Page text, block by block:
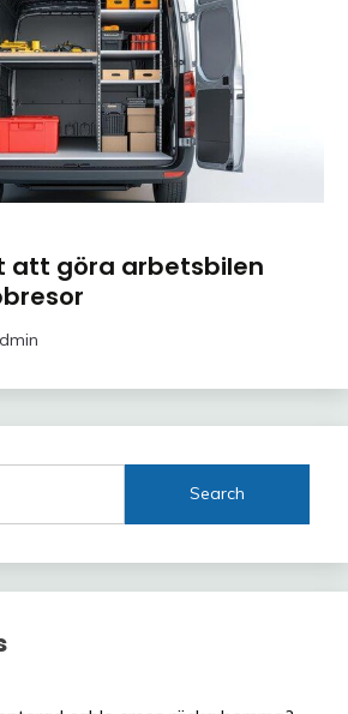
att göra arbetsbilen